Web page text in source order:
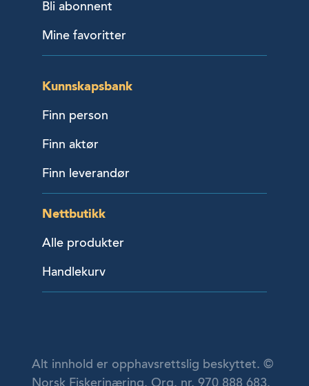
Bli abonnent
Mine favoritter
Kunnskapsbank
Finn person
Finn aktør
Finn leverandør
Nettbutikk
Alle produkter
Handlekurv
Alt innhold er opphavsrettslig beskyttet. ©
Norsk Fiskerinæring. Org. nr. 970 888 683.